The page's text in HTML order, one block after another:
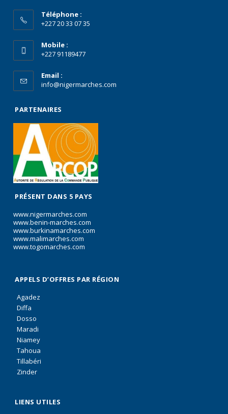
Téléphone :
+227 20 33 07 35
Mobile :
+227 91189477
Email :
info@nigermarches.com
PARTENAIRES
PRÉSENT DANS 5 PAYS
www.nigermarches.com
www.benin-marches.com
www.burkinamarches.com
www.malimarches.com
www.togomarches.com
APPELS D’OFFRES PAR RÉGION
Agadez
Diffa
Dosso
Maradi
Niamey
Tahoua
Tillabéri
Zinder
LIENS UTILES